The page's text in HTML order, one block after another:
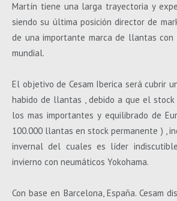
Martín tiene una larga trayectoria y
siendo su última posición director de
de una importante marca de llantas
mundial.
El objetivo de Cesam Iberica será cubrir
habido de llantas , debido a que el stock
los mas importantes y equilibrado de
100.000 llantas en stock permanente ) ,
invernal del cuales es líder
invierno con neumáticos Yokohama.
Con base en Barcelona, España. Cesam